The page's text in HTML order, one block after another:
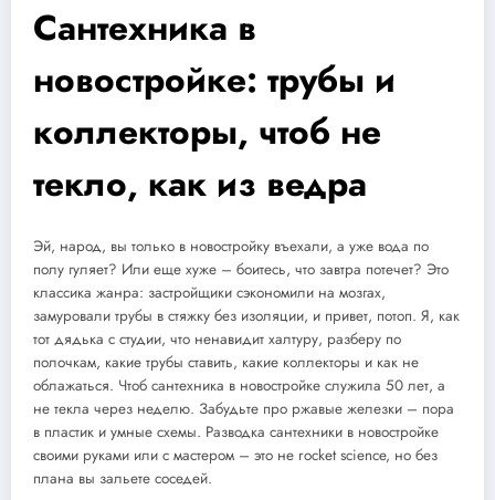
Сантехника в
новостройке: трубы и
коллекторы, чтоб не
текло, как из ведра
Эй, народ, вы только в новостройку въехали, а уже вода по
полу гуляет? Или еще хуже – боитесь, что завтра потечет? Это
классика жанра: застройщики сэкономили на мозгах,
замуровали трубы в стяжку без изоляции, и привет, потоп. Я, как
тот дядька с студии, что ненавидит халтуру, разберу по
полочкам, какие трубы ставить, какие коллекторы и как не
облажаться. Чтоб сантехника в новостройке служила 50 лет, а
не текла через неделю. Забудьте про ржавые железки – пора
в пластик и умные схемы. Разводка сантехники в новостройке
своими руками или с мастером – это не rocket science, но без
плана вы зальете соседей.